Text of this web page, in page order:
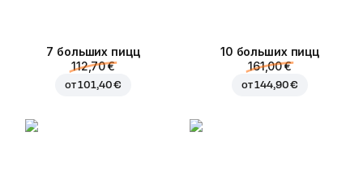
7 больших пицц
112,70 €
от101,40 €
10 больших пицц
161,00 €
от144,90 €